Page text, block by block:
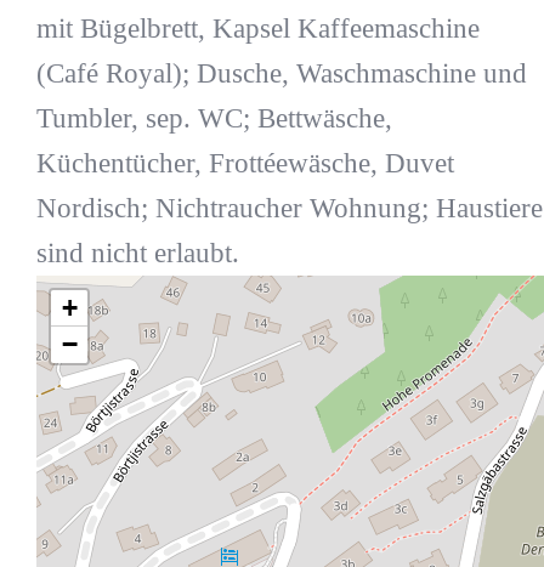
mit Bügelbrett, Kapsel Kaffeemaschine
(Café Royal); Dusche, Waschmaschine und
Tumbler, sep. WC; Bettwäsche,
Küchentücher, Frottéewäsche, Duvet
Nordisch; Nichtraucher Wohnung; Haustiere
sind nicht erlaubt.
+
−